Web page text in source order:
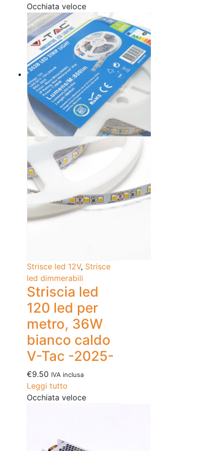
Occhiata veloce
Strisce led 12V, Strisce
led dimmerabili
Striscia led
120 led per
metro, 36W
bianco caldo
V-Tac -2025-
€9.50 IVA inclusa
Leggi tutto
Occhiata veloce